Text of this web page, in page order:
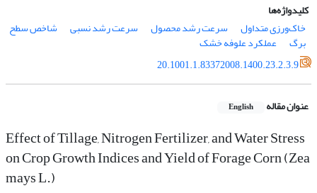
کلیدواژه‌ها
خاک‌ورزی متداول
سرعت رشد محصول سرعت رشد نسبی شاخص سطح
برگ
عملکرد علوفه خشک
20.1001.1.83372008.1400.23.2.3.9
عنوان مقاله English
Effect of Tillage, Nitrogen Fertilizer, and Water Stress
on Crop Growth Indices and Yield of Forage Corn (Zea
mays L.)